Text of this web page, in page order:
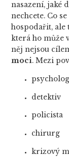
nasazení, jaké
nechcete. Co
hospodařit, ale
která ho může
něj nejsou
moci. Mezi
psycholog
detektiv
policista
chirurg
krizový